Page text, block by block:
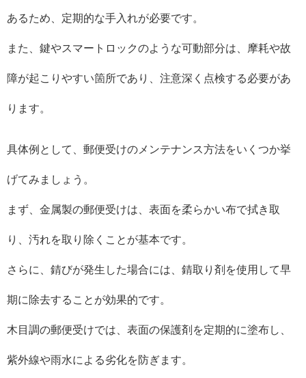
あるため、定期的な手入れが必要です。
また、鍵やスマートロックのような可動部分は、摩耗や故
障が起こりやすい箇所であり、注意深く点検する必要があ
ります。
具体例として、郵便受けのメンテナンス方法をいくつか挙
げてみましょう。
まず、金属製の郵便受けは、表面を柔らかい布で拭き取
り、汚れを取り除くことが基本です。
さらに、錆びが発生した場合には、錆取り剤を使用して早
期に除去することが効果的です。
木目調の郵便受けでは、表面の保護剤を定期的に塗布し、
紫外線や雨水による劣化を防ぎます。